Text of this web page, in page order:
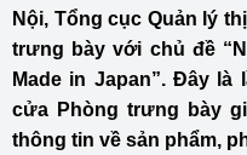
Nội, Tổng cục Quản lý
trưng bày với chủ đề
Made in Japan”. Đây là
cửa Phòng trưng bày
thông tin về sản phẩm,